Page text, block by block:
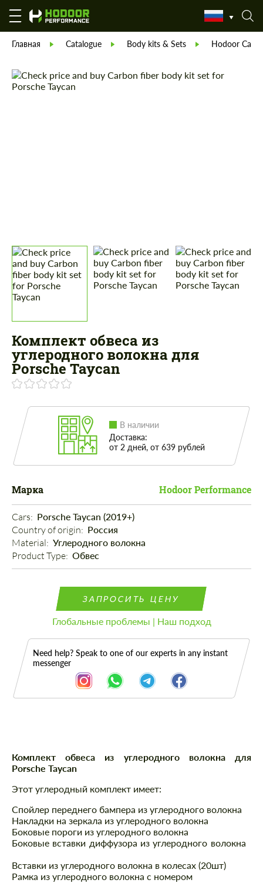
Главная Catalogue Body kits & Sets Hodoor
Комплект обвеса из
углеродного волокна для
Porsche Taycan
В наличии
Доставка:
от 2 дней, от 639 рублей
Марка Hodoor Performance
Cars: Porsche Taycan (2019+)
Country of origin: Россия
Material: Углеродного волокна
Product Type: Обвес
ЗАПРОСИТЬ ЦЕНУ
Глобальные проблемы | Наш подход
Need help? Speak to one of our experts in any instant
messenger
Описание
Комплект обвеса из углеродного волокна для
Porsche Taycan
Этот углеродный комплект имеет:
Спойлер переднего бампера из углеродного волокна
Накладки на зеркала из углеродного волокна
Боковые пороги из углеродного волокна
Боковые вставки диффузора из углеродного волокна
Вставки из углеродного волокна в колесах (20шт)
Рамка из углеродного волокна с номером